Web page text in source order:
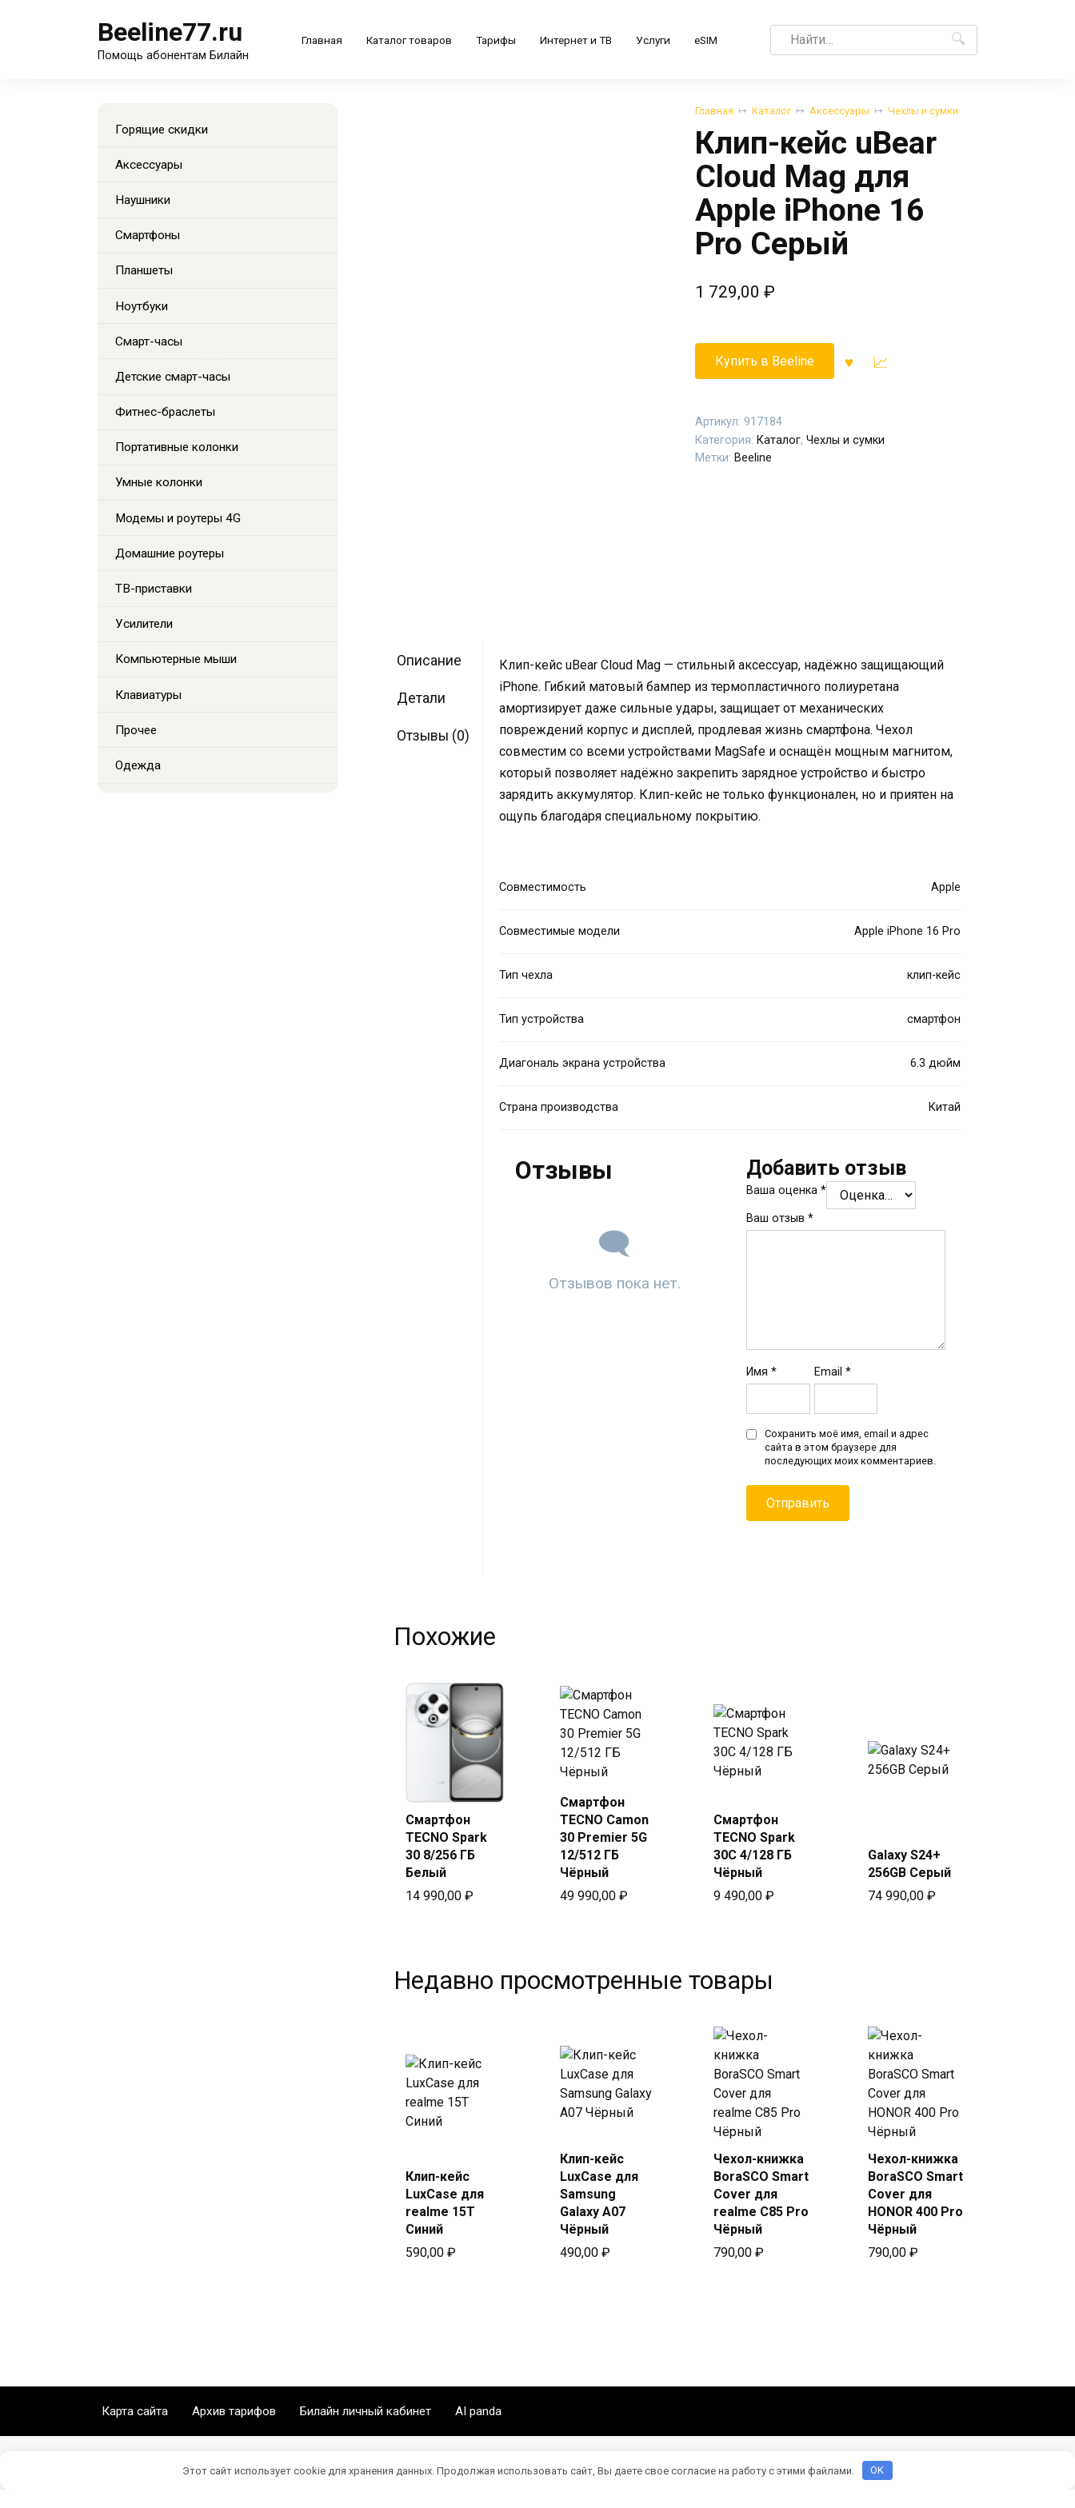
Beeline77.ru
Помощь абонентам Билайн
Главная Каталог товаров Тарифы Интернет и ТВ Услуги eSIM
Search
for:
Главная Каталог Аксессуары Чехлы и сумки
Клип-кейс uBear
Cloud Mag для
Apple iPhone 16
Pro Серый
1 729,00 ₽
Купить в Beeline
Артикул: 917184
Категория: Каталог, Чехлы и сумки
Метки: Beeline
Описание
Детали
Отзывы (0)
Клип-кейс uBear Cloud Mag — стильный аксессуар, надёжно защищающий
iPhone. Гибкий матовый бампер из термопластичного полиуретана
амортизирует даже сильные удары, защищает от механических
повреждений корпус и дисплей, продлевая жизнь смартфона. Чехол
совместим со всеми устройствами MagSafe и оснащён мощным магнитом,
который позволяет надёжно закрепить зарядное устройство и быстро
зарядить аккумулятор. Клип-кейс не только функционален, но и приятен на
ощупь благодаря специальному покрытию.
Совместимость Apple
Совместимые модели Apple iPhone 16 Pro
Тип чехла клип-кейс
Тип устройства смартфон
Диагональ экрана устройства 6.3 дюйм
Страна производства Китай
Отзывы
Отзывов пока нет.
Добавить отзыв
Ваша оценка*
Ваш отзыв*
Имя* Email *
Сохранить моё имя, email и адрес
сайта в этом браузере для
последующих моих комментариев.
Похожие
Купить
в Beeline
Смартфон
TECNO Spark
30 8/256 ГБ
Белый
14 990,00 ₽
Купить
в Beeline
Смартфон
TECNO Camon
30 Premier 5G
12/512 ГБ
Чёрный
49 990,00 ₽
Купить
в Beeline
Смартфон
TECNO Spark
30C 4/128 ГБ
Чёрный
9 490,00 ₽
Galaxy S24+
256GB Серый
74 990,00 ₽
Недавно просмотренные товары
в Beeline
Клип-кейс
LuxCase для
realme 15T
Синий
590,00 ₽
Купить
в Beeline
Клип-кейс
LuxCase для
Samsung
Galaxy A07
Чёрный
490,00 ₽
Купить
в Beeline
Чехол-книжка
BoraSCO Smart
Cover для
realme C85 Pro
Чёрный
790,00 ₽
Купить
в Beeline
Чехол-книжка
BoraSCO Smart
Cover для
HONOR 400 Pro
Чёрный
790,00 ₽
Горящие скидки
Аксессуары
Наушники
Смартфоны
Планшеты
Ноутбуки
Смарт-часы
Детские смарт-часы
Фитнес-браслеты
Портативные колонки
Умные колонки
Модемы и роутеры 4G
Домашние роутеры
ТВ-приставки
Усилители
Компьютерные мыши
Клавиатуры
Прочее
Одежда
Карта сайта Архив тарифов Билайн личный кабинет AI panda
Этот сайт использует cookie для хранения данных. Продолжая использовать сайт, Вы даете свое согласие на работу с этими файлами. OK